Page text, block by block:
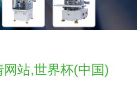
站,世界杯(中国)